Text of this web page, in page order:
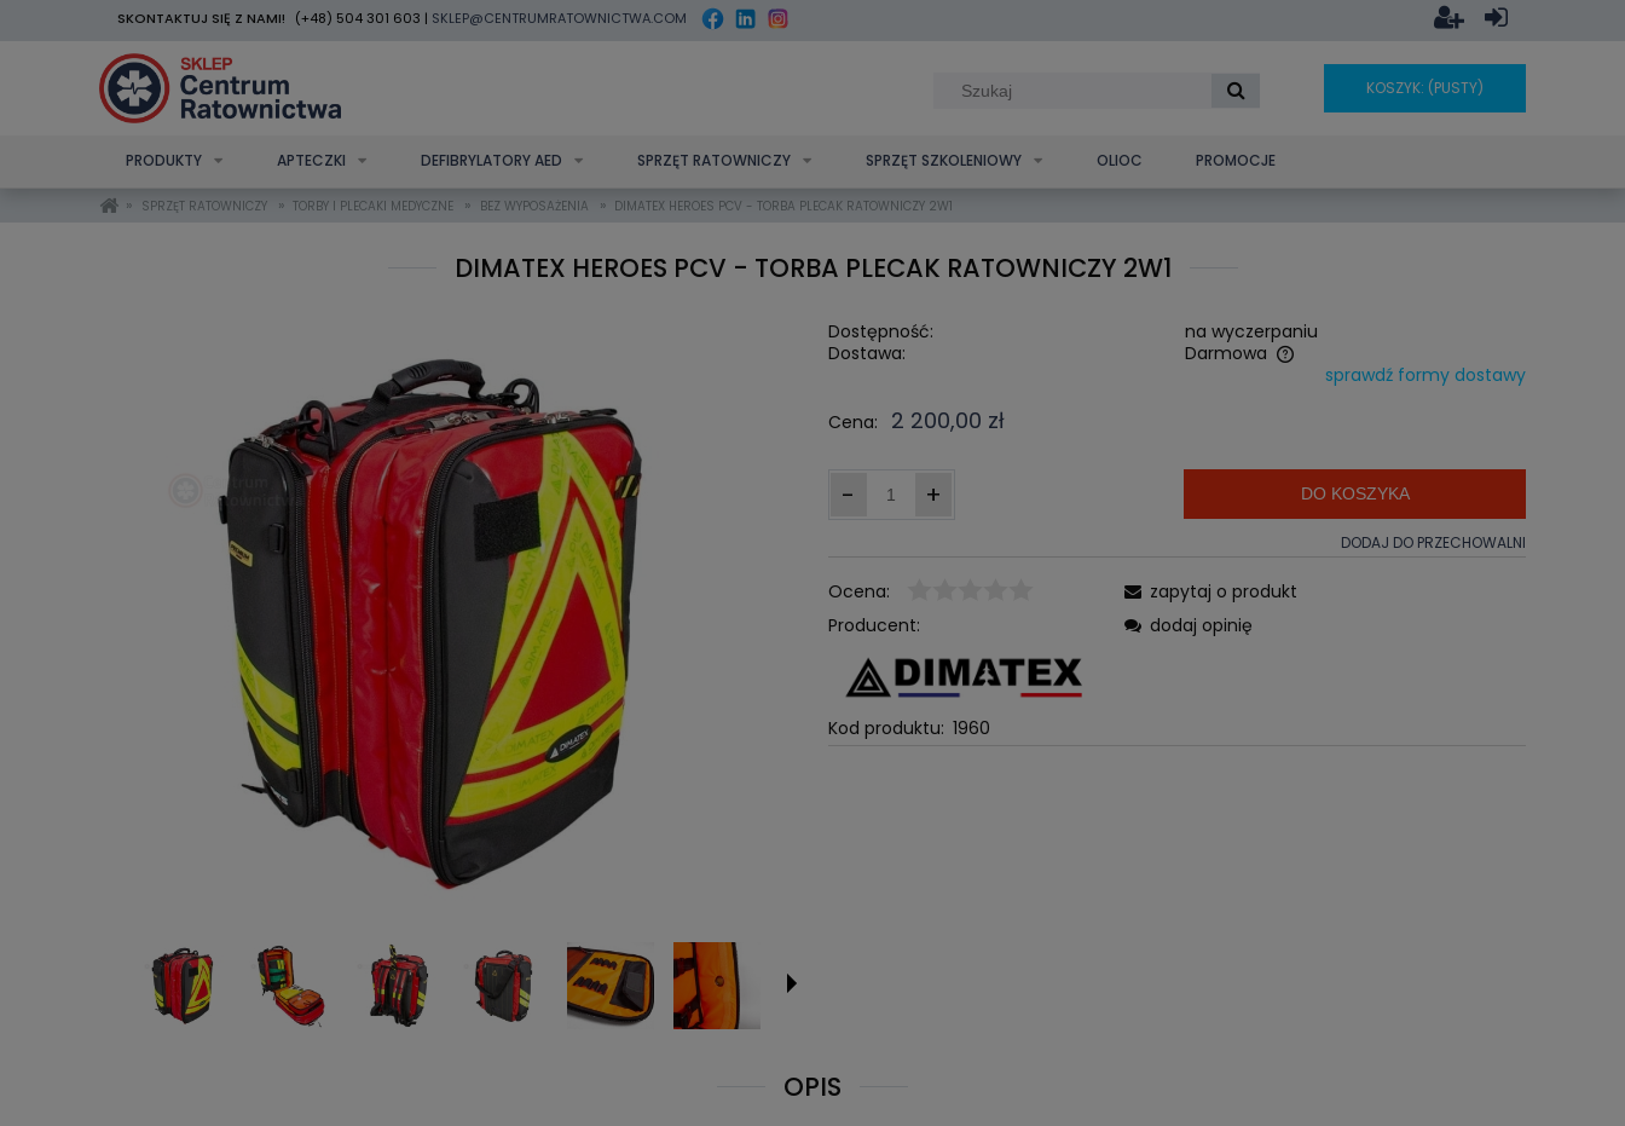
SKONTAKTUJ SIĘ Z NAMI! (+48) 504 301 603 | SKLEP@CENTRUMRATOWNICTWA.COM
KOSZYK: (PUSTY)
PRODUKTY APTECZKI DEFIBRYLATORY AED SPRZĘT RATOWNICZY SPRZĘT SZKOLENIOWY OLIOC PROMOCJE
» SPRZĘT RATOWNICZY » TORBY I PLECAKI MEDYCZNE » BEZ WYPOSAŻENIA » DIMATEX HEROES PCV - TORBA PLECAK RATOWNICZY 2W1
DIMATEX HEROES PCV - TORBA PLECAK RATOWNICZY 2W1
Dostępność:
na wyczerpaniu
Dostawa:
Darmowa
Cena nie zawiera ewentualnych
kosztów płatności
sprawdź formy dostawy
Cena:
2 200,00 zł
- + DO KOSZYKA
DODAJ DO PRZECHOWALNI
Ocena:
Producent:
Kod produktu: 1960
zapytaj o produkt
dodaj opinię
OPIS